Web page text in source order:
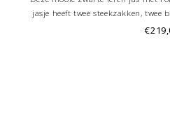
jasje heeft twee steekzakken,
dames leren jack is nu